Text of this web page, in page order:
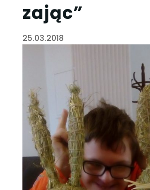
zając”
25.03.2018